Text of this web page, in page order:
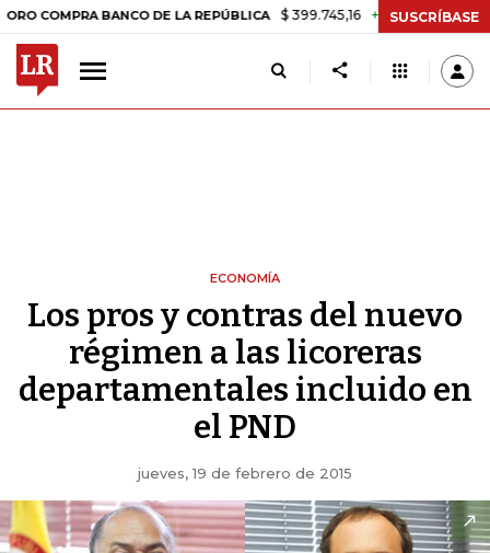
BANCO DE LA REPÚBLICA $ 399.745,16 +$ 2.295,71 +0,58%
SUSCRÍBASE
ECONOMÍA
Los pros y contras del nuevo
régimen a las licoreras
departamentales incluido en
el PND
jueves, 19 de febrero de 2015